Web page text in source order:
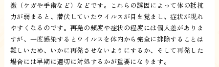
激（ケガや手術など）などです。これらの誘因によって体の抵抗
力が弱まると、潜伏していたウイルスが目を覚まし、症状が現れ
やすくなるのです。再発の頻度や症状の程度には個人差がありま
すが、一度感染するとウイルスを体内から完全に排除することは
難しいため、いかに再発させないようにするか、そして再発した
場合には早期に適切に対処するかが重要になります。